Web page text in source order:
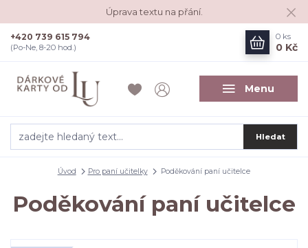
Úprava textu na přání.
Menu
Hledat
+420 739 615 794
(Po-Ne, 8-20 hod.)
0 ks
0 Kč
Úvod Pro paní učitelky Poděkování paní učitelce
Poděkování paní učitelce